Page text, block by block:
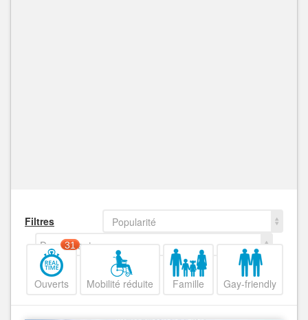
Filtres
Popularité
Decroissant
Ouverts
31
Mobilité réduite Famille Gay-friendly